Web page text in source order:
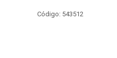
Código: 543512